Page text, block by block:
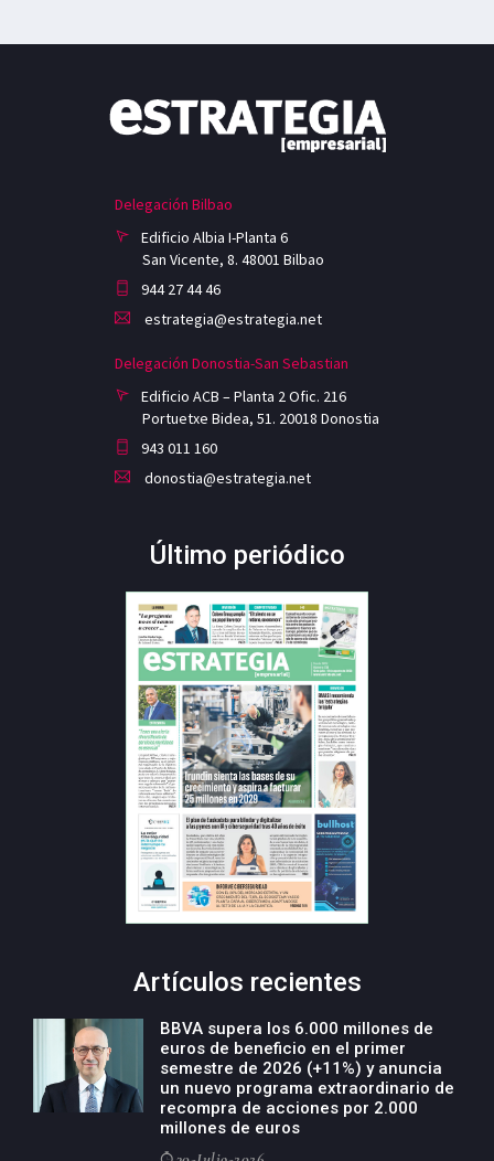
Delegación Bilbao
Edificio Albia I-Planta 6
San Vicente, 8. 48001 Bilbao
944 27 44 46
estrategia@estrategia.net
Delegación Donostia-San Sebastian
Edificio ACB – Planta 2 Ofic. 216
Portuetxe Bidea, 51. 20018 Donostia
943 011 160
donostia@estrategia.net
Último periódico
Artículos recientes
BBVA supera los 6.000 millones de
euros de beneficio en el primer
semestre de 2026 (+11%) y anuncia
un nuevo programa extraordinario de
recompra de acciones por 2.000
millones de euros